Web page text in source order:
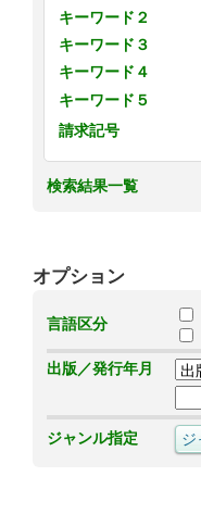
キーワード２
キーワード３
キーワード４
キーワード５
請求記号
検索結果一覧
オプション
言語区分
出版／発行年月
ジャンル指定